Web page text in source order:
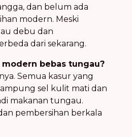
dan belum ada
modern. Meski
debu dan
dari sekarang.
modern bebas tungau?
Semua kasur yang
sel kulit mati dan
makanan tungau.
pembersihan berkala